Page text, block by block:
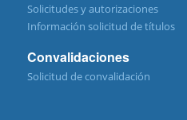
Solicitudes y autorizaciones
Información solicitud de títulos
Convalidaciones
Solicitud de convalidación